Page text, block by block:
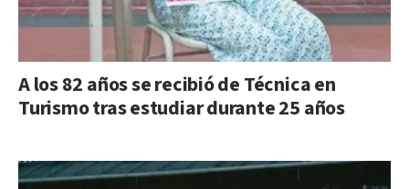
A los 82 años se recibió de Técnica en
Turismo tras estudiar durante 25 años